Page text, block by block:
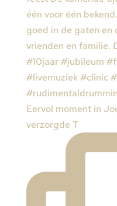
Eervol moment in
verzorgde T